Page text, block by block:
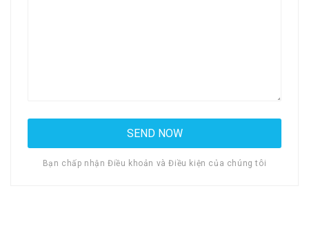
Bạn chấp nhận Điều khoản và Điều kiện của chúng tôi